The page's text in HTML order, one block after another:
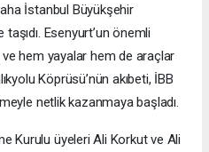
İstanbul Büyükşehir
Esenyurt’un önemli
hem yayalar hem de araçlar
Köprüsü’nün akıbeti, İBB
netlik kazanmaya başladı.
Kurulu üyeleri Ali Korkut ve Ali